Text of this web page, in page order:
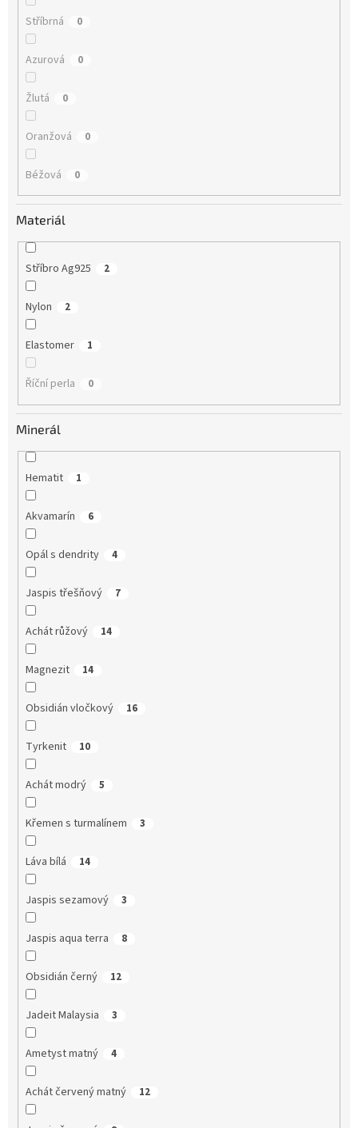
Stříbrná 0
Azurová 0
Žlutá 0
Oranžová 0
Béžová 0
Materiál
Stříbro Ag925 2
Nylon 2
Elastomer 1
Říční perla 0
Minerál
Hematit 1
Akvamarín 6
Opál s dendrity 4
Jaspis třešňový 7
Achát růžový 14
Magnezit 14
Obsidián vločkový 16
Tyrkenit 10
Achát modrý 5
Křemen s turmalínem 3
Láva bílá 14
Jaspis sezamový 3
Jaspis aqua terra 8
Obsidián černý 12
Jadeit Malaysia 3
Ametyst matný 4
Achát červený matný 12